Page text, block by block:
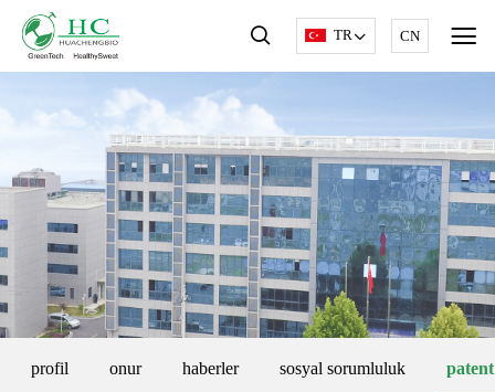
TR CN
profil onur haberler sosyal sorumluluk patent